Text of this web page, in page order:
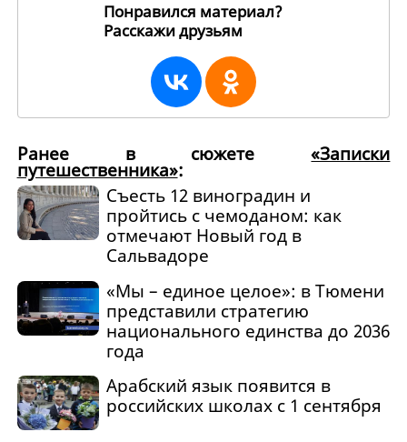
Понравился материал?
Расскажи друзьям
Ранее в сюжете«Записки
путешественника»:
Съесть 12 виноградин и
пройтись с чемоданом: как
отмечают Новый год в
Сальвадоре
«Мы – единое целое»: в Тюмени
представили стратегию
национального единства до 2036
года
Арабский язык появится в
российских школах с 1 сентября